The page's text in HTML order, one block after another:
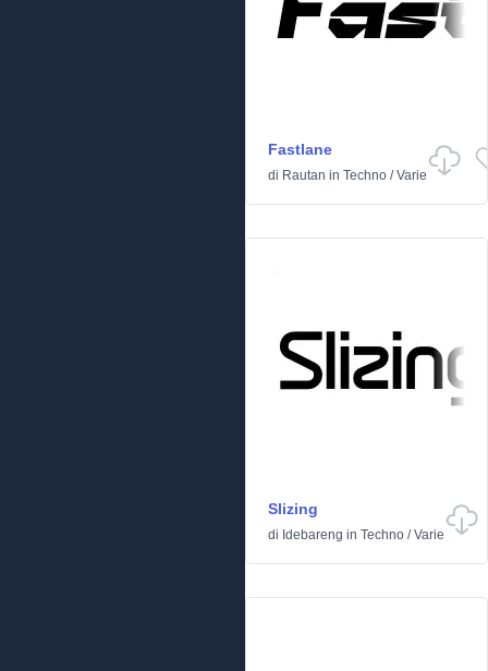
Fastlane
di Rautan in Techno /Varie
Slizing
di Idebareng in Techno /Varie